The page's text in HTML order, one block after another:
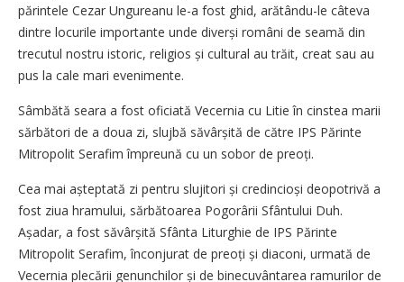
părintele Cezar Ungureanu le-a fost ghid, arătându-le câteva
dintre locurile importante unde diverși români de seamă din
trecutul nostru istoric, religios și cultural au trăit, creat sau au
pus la cale mari evenimente.
Sâmbătă seara a fost oficiată Vecernia cu Litie în cinstea marii
sărbători de a doua zi, slujbă săvârșită de către IPS Părinte
Mitropolit Serafim împreună cu un sobor de preoți.
Cea mai așteptată zi pentru slujitori și credincioși deopotrivă a
fost ziua hramului, sărbătoarea Pogorârii Sfântului Duh.
Așadar, a fost săvârșită Sfânta Liturghie de IPS Părinte
Mitropolit Serafim, înconjurat de preoți și diaconi, urmată de
Vecernia plecării genunchilor și de binecuvântarea ramurilor de